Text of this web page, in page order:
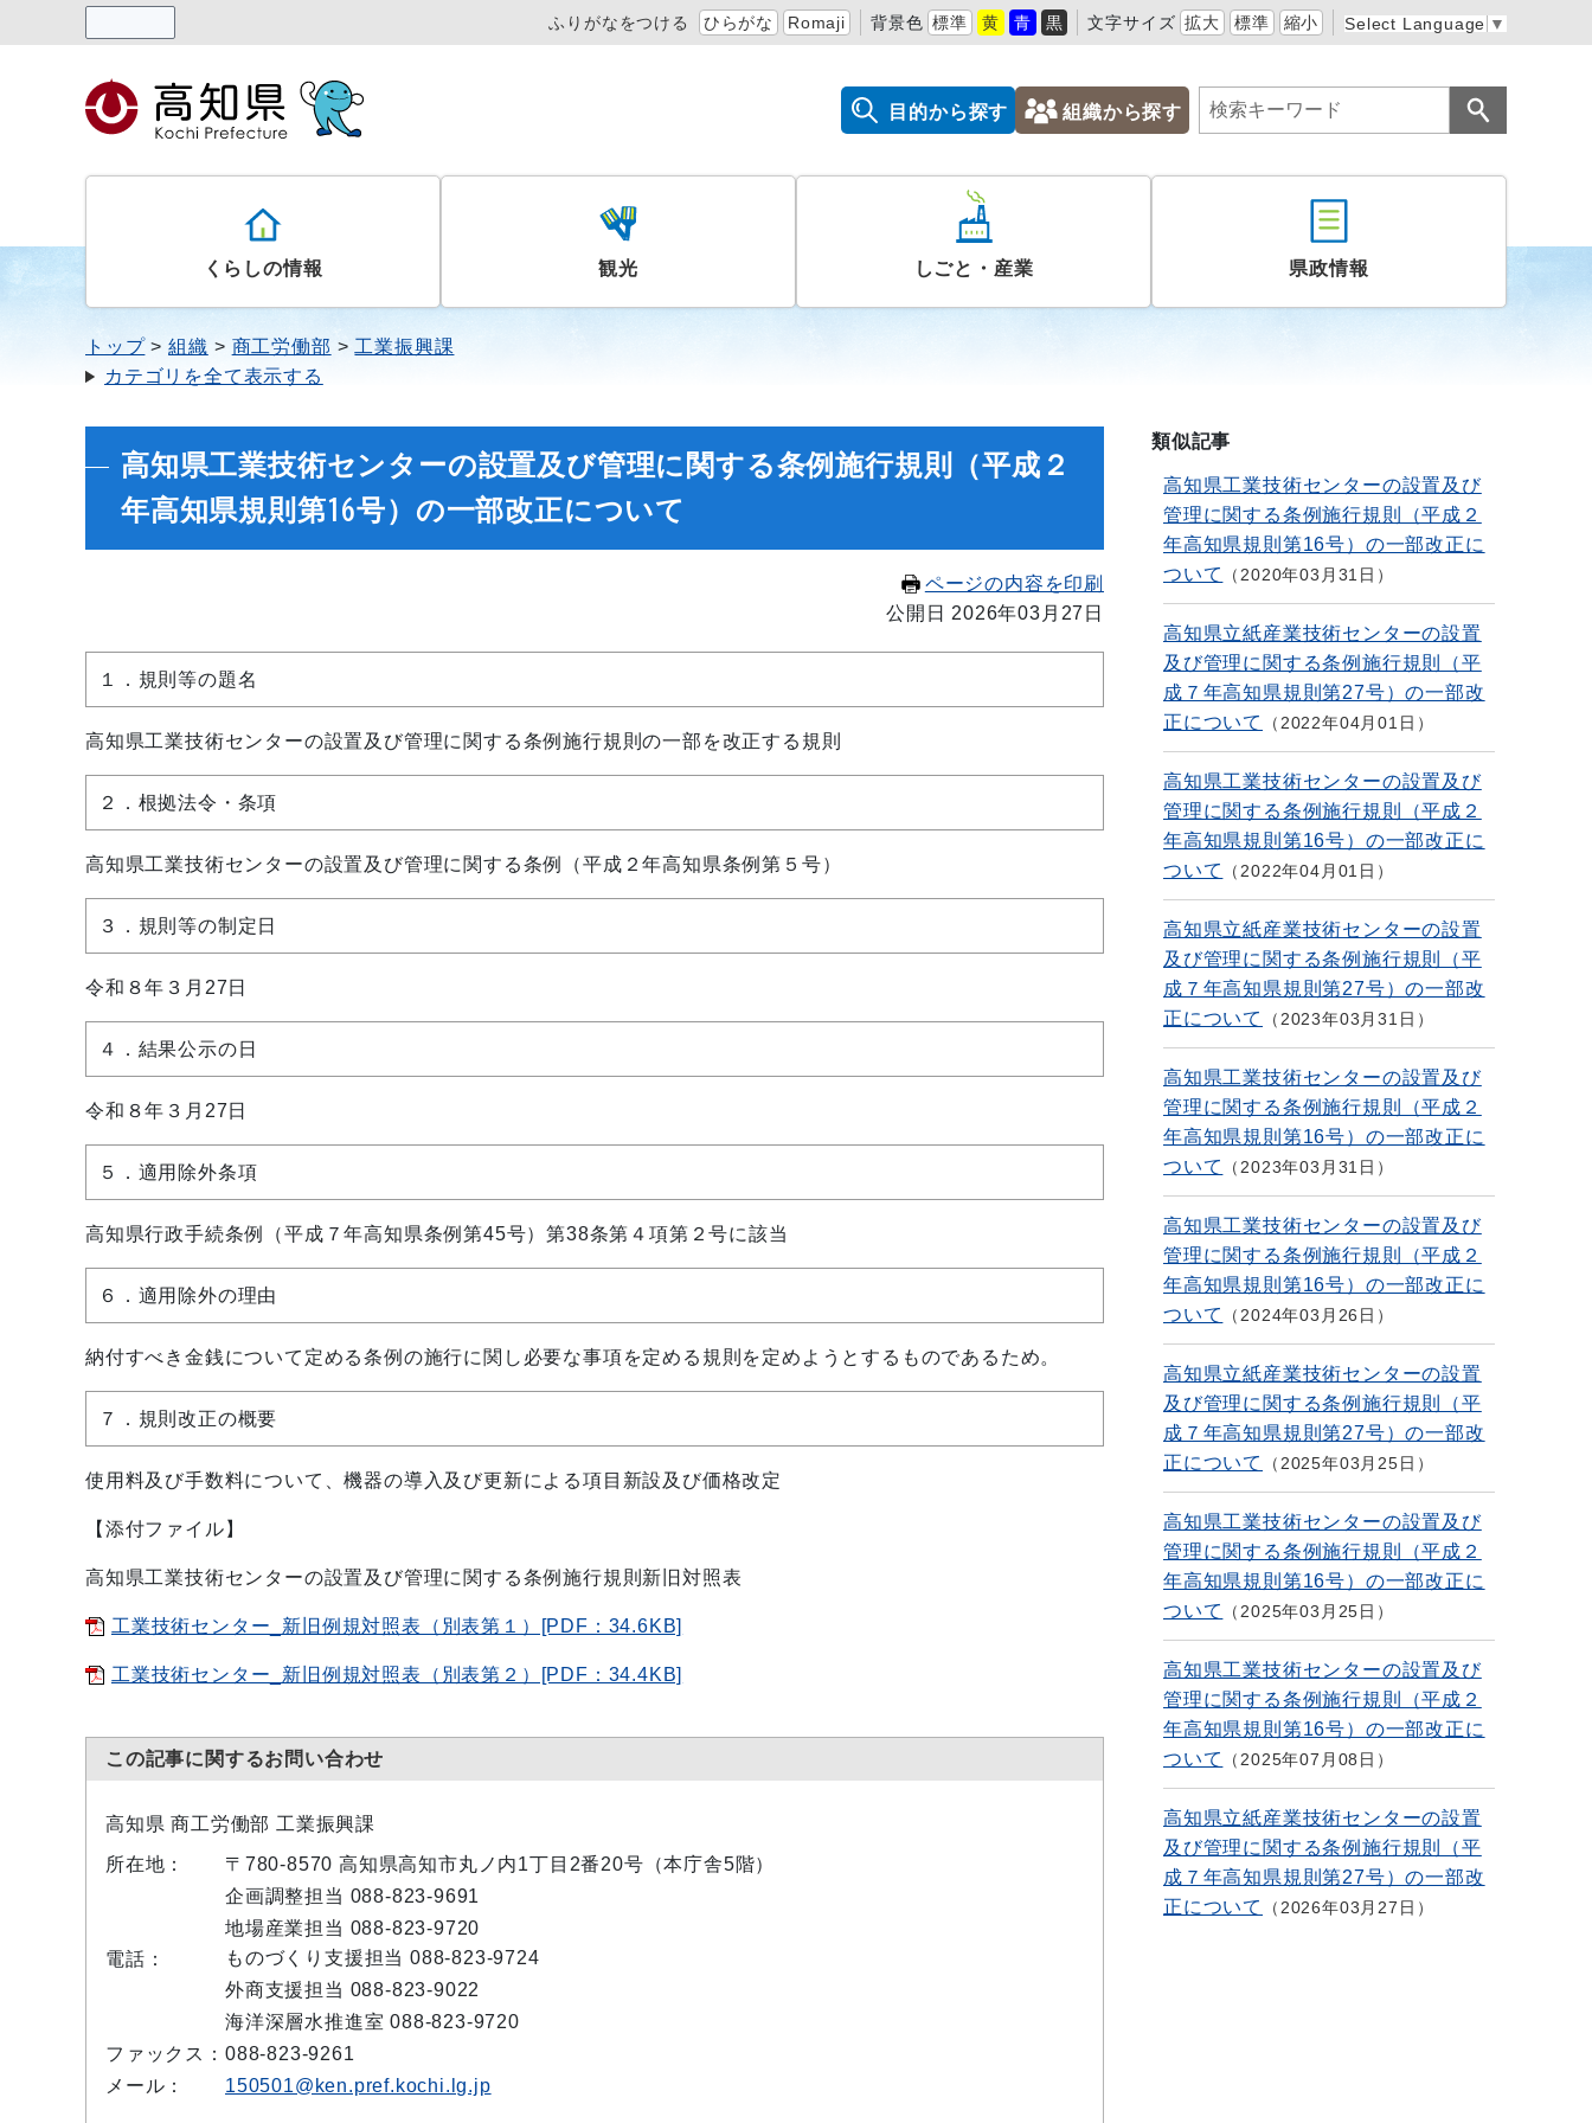
ふりがなをつける ひらがな Romaji 背景色 標準 黄 青 黒 文字サイズ 拡大 標準 縮小 Select Language ▼
目的から探す 組織から探す
くらしの情報 観光 しごと・産業 県政情報
トップ 組織 商工労働部
工業振興課
カテゴリを全て表示する
高知県工業技術センターの設置及び管理に関する条例施行規則（平成２
年高知県規則第16号）の一部改正について
ページの内容を印刷
公開日 2026年03月27日
１．規則等の題名
高知県工業技術センターの設置及び管理に関する条例施行規則の一部を改正する規則
２．根拠法令・条項
高知県工業技術センターの設置及び管理に関する条例（平成２年高知県条例第５号）
３．規則等の制定日
令和８年３月27日
４．結果公示の日
令和８年３月27日
５．適用除外条項
高知県行政手続条例（平成７年高知県条例第45号）第38条第４項第２号に該当
６．適用除外の理由
納付すべき金銭について定める条例の施行に関し必要な事項を定める規則を定めようとするものであるため。
７．規則改正の概要
使用料及び手数料について、機器の導入及び更新による項目新設及び価格改定
【添付ファイル】
高知県工業技術センターの設置及び管理に関する条例施行規則新旧対照表
工業技術センター_新旧例規対照表（別表第１）[PDF：34.6KB]
工業技術センター_新旧例規対照表（別表第２）[PDF：34.4KB]
この記事に関するお問い合わせ
高知県 商工労働部 工業振興課
所在地：
〒780-8570 高知県高知市丸ノ内1丁目2番20号（本庁舎5階）
電話：
企画調整担当 088-823-9691
地場産業担当 088-823-9720
ものづくり支援担当 088-823-9724
外商支援担当 088-823-9022
海洋深層水推進室 088-823-9720
ファックス： 088-823-9261
メール：
150501@ken.pref.kochi.lg.jp
類似記事
高知県工業技術センターの設置及び
管理に関する条例施行規則（平成２
年高知県規則第16号）の一部改正に
ついて
2020年03月31日
高知県立紙産業技術センターの設置
及び管理に関する条例施行規則（平
成７年高知県規則第27号）の一部改
正について
2022年04月01日
高知県工業技術センターの設置及び
管理に関する条例施行規則（平成２
年高知県規則第16号）の一部改正に
ついて
2022年04月01日
高知県立紙産業技術センターの設置
及び管理に関する条例施行規則（平
成７年高知県規則第27号）の一部改
正について
2023年03月31日
高知県工業技術センターの設置及び
管理に関する条例施行規則（平成２
年高知県規則第16号）の一部改正に
ついて
2023年03月31日
高知県工業技術センターの設置及び
管理に関する条例施行規則（平成２
年高知県規則第16号）の一部改正に
ついて
2024年03月26日
高知県立紙産業技術センターの設置
及び管理に関する条例施行規則（平
成７年高知県規則第27号）の一部改
正について
2025年03月25日
高知県工業技術センターの設置及び
管理に関する条例施行規則（平成２
年高知県規則第16号）の一部改正に
ついて
2025年03月25日
高知県工業技術センターの設置及び
管理に関する条例施行規則（平成２
年高知県規則第16号）の一部改正に
ついて
2025年07月08日
高知県立紙産業技術センターの設置
及び管理に関する条例施行規則（平
成７年高知県規則第27号）の一部改
正について
2026年03月27日